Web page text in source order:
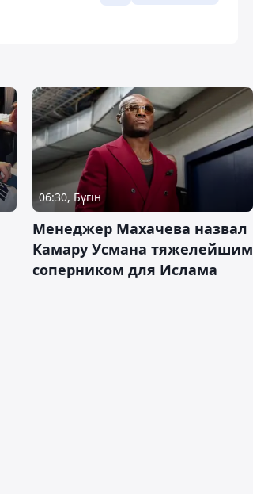
06:30, Бүгін
Менеджер Махачева назвал
Камару Усмана тяжелейшим
соперником для Ислама